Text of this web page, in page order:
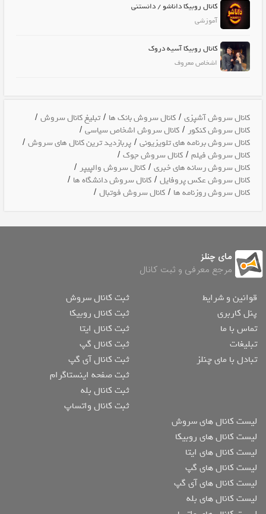
کانال روبیکا داناشو / دانستنی
آموزشی
کانال روبیکا آسیه دروک
اشخاص معروف
کانال سروش آشپزی /کانال سروش بانک ها /تبلیغ کانال سروش /
کانال سروش کنکور /کانال سروش اشخاص سیاسی /
کانال سروش برنامه های تلویزیونی /پربازدید ترین کانال های سروش /
کانال سروش فیلم /کانال سروش جوک /
کانال سروش رسانه های خبری /کانال سروش والپیپر /
کانال سروش عکس پروفایل /کانال سروش دانشگاه ها /
کانال سروش روزنامه ها /کانال سروش فوتبال /
مای چنلز
مرجع معرفی و ثبت کانال
قوانین و شرایط
پنل کاربری
تماس با ما
تبلیغات
تبادل با مای چنلز
ثبت کانال سروش
ثبت کانال روبیکا
ثبت کانال ایتا
ثبت کانال گپ
ثبت کانال آی گپ
ثبت صفحه اینستاگرام
ثبت کانال بله
ثبت کانال واتساپ
لیست کانال های سروش
لیست کانال های روبیکا
لیست کانال های ایتا
لیست کانال های گپ
لیست کانال های آی گپ
لیست کانال های بله